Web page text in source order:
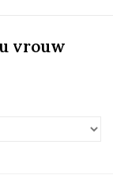
vrouw